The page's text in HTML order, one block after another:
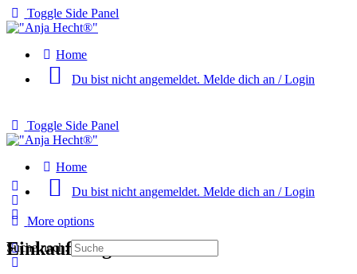
Toggle Side Panel
Home
Du bist nicht angemeldet. Melde dich an / Login
Toggle Side Panel
Home
Du bist nicht angemeldet. Melde dich an / Login
More options
Einkaufswagen
Suche nach: